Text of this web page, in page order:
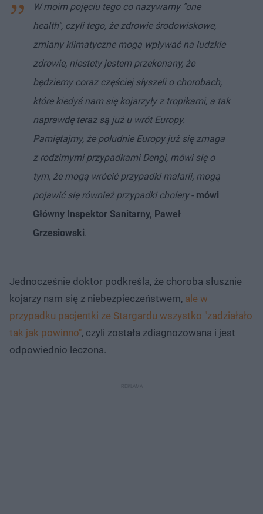
W moim pojęciu tego co nazywamy "one
health", czyli tego, że zdrowie środowiskowe,
zmiany klimatyczne mogą wpływać na ludzkie
zdrowie, niestety jestem przekonany, że
będziemy coraz częściej słyszeli o chorobach,
które kiedyś nam się kojarzyły z tropikami, a tak
naprawdę teraz są już u wrót Europy.
Pamiętajmy, że południe Europy już się zmaga
z rodzimymi przypadkami Dengi, mówi się o
tym, że mogą wrócić przypadki malarii, mogą
pojawić się również przypadki cholery- mówi
Główny Inspektor Sanitarny, Paweł
Grzesiowski.
Jednocześnie doktor podkreśla, że choroba słusznie
kojarzy nam się z niebezpieczeństwem, ale w
przypadku pacjentki ze Stargardu wszystko "zadziałało
tak jak powinno", czyli została zdiagnozowana i jest
odpowiednio leczona.